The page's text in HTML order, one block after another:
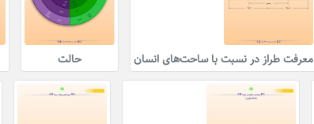
معرفت طراز در نسبت با ساحت‌های انسان حالت